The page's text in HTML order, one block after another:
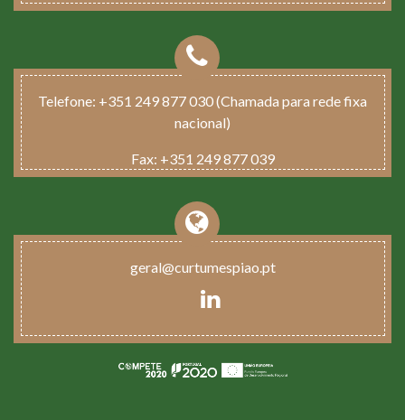
Telefone: +351 249 877 030 (Chamada para rede fixa
nacional)
Fax: +351 249 877 039
geral@curtumespiao.pt